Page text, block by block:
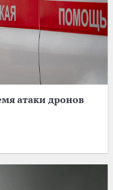
атаки дронов